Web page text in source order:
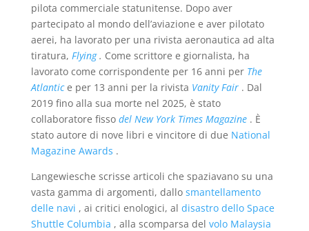
pilota commerciale statunitense. Dopo aver
partecipato al mondo dell’aviazione e aver pilotato
aerei, ha lavorato per una rivista aeronautica ad alta
tiratura, Flying. Come scrittore e giornalista, ha
lavorato come corrispondente per 16 anni per The
Atlantice per 13 anni per la rivista Vanity Fair. Dal
2019 fino alla sua morte nel 2025, è stato
collaboratore fisso del New York Times Magazine. È
stato autore di nove libri e vincitore di due National
Magazine Awards .
Langewiesche scrisse articoli che spaziavano su una
vasta gamma di argomenti, dallo smantellamento
delle navi , ai critici enologici, al disastro dello Space
Shuttle Columbia , alla scomparsa del volo Malaysia